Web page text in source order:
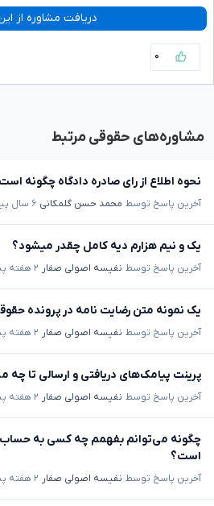
دریافت مشاوره از
۰
مشاوره‌های حقوقی مرتبط
نحوه اطلاع از رای صادره دادگاه چگونه
آخرین پاسخ توسط محمد حسن گلمکانی ۶ سال پیش
یک و نیم هزارم دیه کامل چقدر میشود؟
آخرین پاسخ توسط نفیسه اصولی صفار ۲ هفته پیش
یک نمونه متن رضایت نامه در پرونده
آخرین پاسخ توسط نفیسه اصولی صفار ۲ هفته پیش
پرینت پیامک‌های دریافتی و ارسالی تا
آخرین پاسخ توسط نفیسه اصولی صفار ۲ هفته پیش
چگونه می‌توانم بفهمم چه کسی به حساب
است؟
آخرین پاسخ توسط نفیسه اصولی صفار ۲ هفته پیش